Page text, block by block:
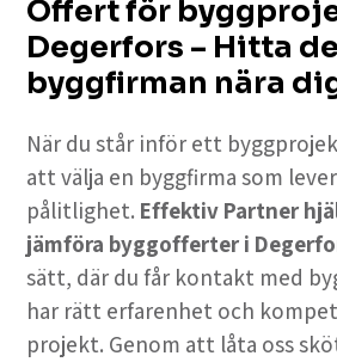
Offert för
Degerfors – Hitta
byggfirman nära
När du står inför ett
att välja en byggfirma som
pålitlighet. Effektiv Partner
jämföra byggofferter i
sätt, där du får kontakt med
har rätt erfarenhet och
projekt. Genom att låta oss